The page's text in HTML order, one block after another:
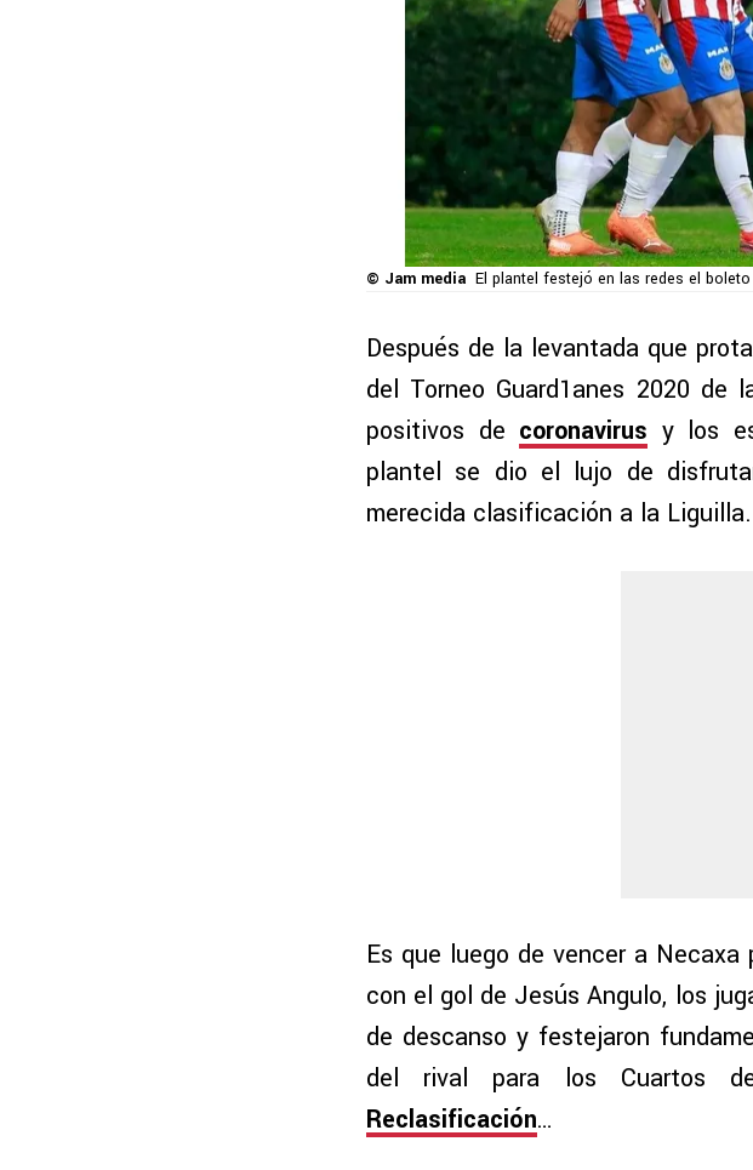
© Jam media El plantel festejó en las redes el
Después de la levantada que
del Torneo Guard1anes 2020 de
positivos de coronavirus y los
plantel se dio el lujo de
merecida clasificación a la Liguilla.
Es que luego de vencer a
con el gol de Jesús Angulo, los
de descanso y festejaron
del rival para los Cuartos
Reclasificación…